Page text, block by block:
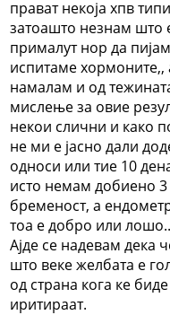
прават некоја хпв
затоашто незнам
прималут нор да
испитаме хормоните,,
намалам и од
мислење за овие
некои слични и како
не ми е јасно дали
односи или тие 10
исто немам добиено
бременост, а
тоа е добро или
Ајде се надевам дека
што веке желбата е
од страна кога ке
иритираат.